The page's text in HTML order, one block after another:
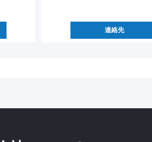
連絡先
マートなフィルム